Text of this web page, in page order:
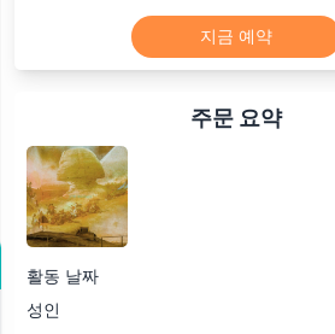
지금 예약
주문 요약
활동 날짜
성인